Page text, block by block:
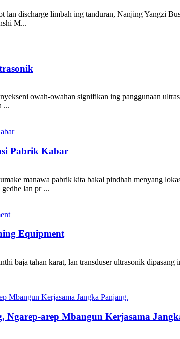
lan discharge limbah ing tanduran, Nanjing Yangzi
M...
owah-owahan signifikan ing panggunaan
...
Pabrik Kabar
manawa pabrik kita bakal pindhah menyang
lan pr ...
Equipment
baja tahan karat, lan transduser ultrasonik
Ngarep-arep Mbangun Kerjasama